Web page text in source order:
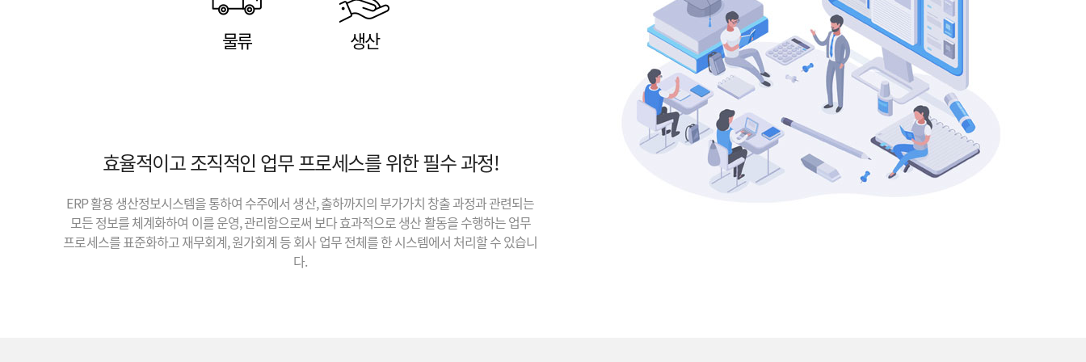
물류 생산
효율적이고 조직적인 업무 프로세스를 위한 필수 과정!
ERP 활용 생산정보시스템을 통하여 수주에서 생산, 출하까지의 부가가치 창출 과정과 관련되는
모든 정보를 체계화하여 이를 운영, 관리함으로써 보다 효과적으로 생산 활동을 수행하는 업무
프로세스를 표준화하고 재무회계, 원가회계 등 회사 업무 전체를 한 시스템에서 처리할 수 있습니
다.